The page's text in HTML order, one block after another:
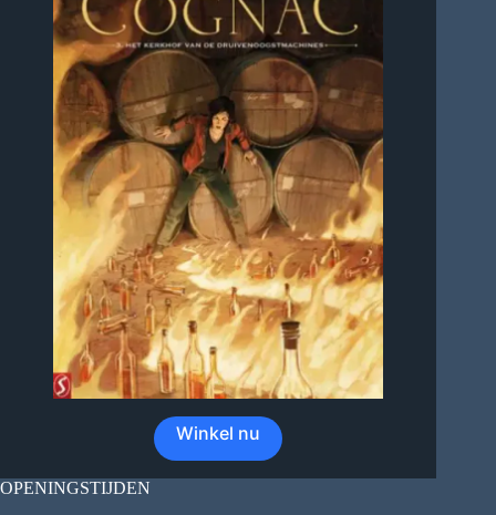
Winkel nu
OPENINGSTIJDEN